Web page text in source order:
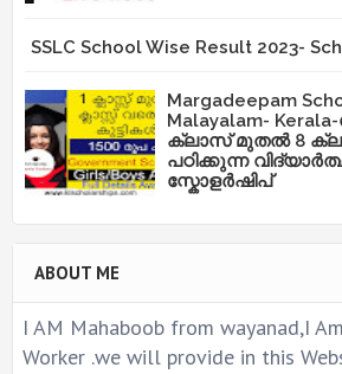
SSLC School Wise Result 2023-
Margadeepam
Malayalam-
ക്ലാസ് മുതൽ 8
പഠിക്കുന്ന
സ്കോളർഷിപ്
ABOUT ME
I AM Mahaboob from wayanad,I
Worker .we will provide in this